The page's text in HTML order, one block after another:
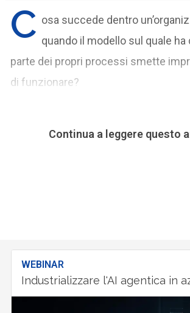
C osa succede dentro
quando il modello sul quale
parte dei propri processi smette
di funzionare?
Continua a leggere questo
WEBINAR
Industrializzare l'AI agentica in